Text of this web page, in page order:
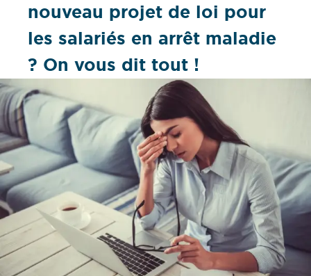
nouveau projet de loi pour
les salariés en arrêt maladie
? On vous dit tout !